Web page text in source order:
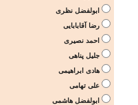
ابولفضل نظری
رضا آقابابایی
احمد نصیری
جلیل پناهی
هادی ابراهیمی
علی تهامی
ابولفضل هاشمی